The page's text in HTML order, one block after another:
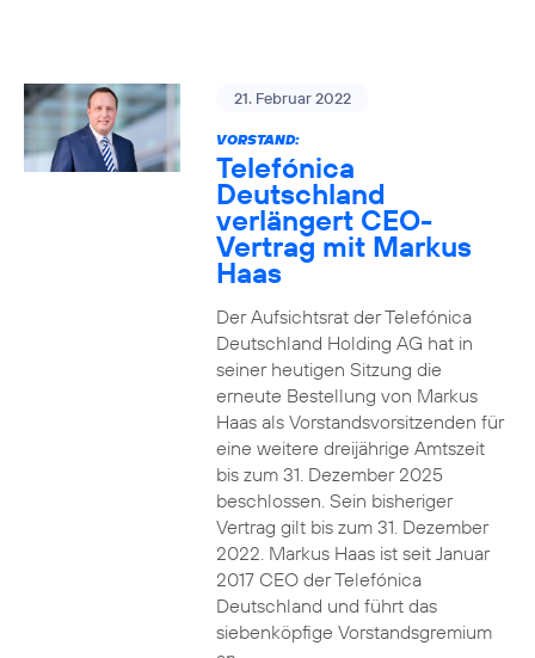
21. Februar 2022
VORSTAND:
Telefónica
Deutschland
verlängert CEO-
Vertrag mit Markus
Haas
Der Aufsichtsrat der Telefónica
Deutschland Holding AG hat in
seiner heutigen Sitzung die
erneute Bestellung von Markus
Haas als Vorstandsvorsitzenden für
eine weitere dreijährige Amtszeit
bis zum 31. Dezember 2025
beschlossen. Sein bisheriger
Vertrag gilt bis zum 31. Dezember
2022. Markus Haas ist seit Januar
2017 CEO der Telefónica
Deutschland und führt das
siebenköpfige Vorstandsgremium